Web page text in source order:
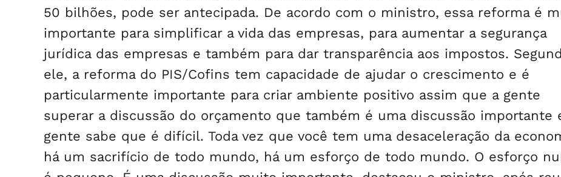
50 bilhões, pode ser antecipada. De acordo com o ministro, essa reforma é
importante para simplificar a vida das empresas, para aumentar a segurança
jurídica das empresas e também para dar transparência aos impostos.
ele, a reforma do PIS/Cofins tem capacidade de ajudar o crescimento e é
particularmente importante para criar ambiente positivo assim que a gente
superar a discussão do orçamento que também é uma discussão importante
gente sabe que é difícil. Toda vez que você tem uma desaceleração da
há um sacrifício de todo mundo, há um esforço de todo mundo. O esforço